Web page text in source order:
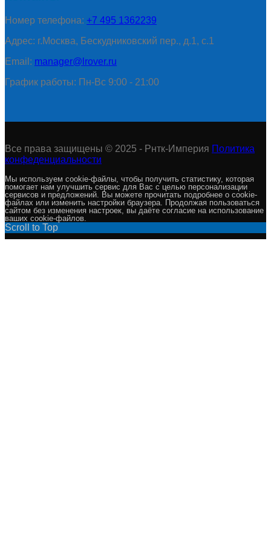
Номер телефона: +7 495 1362239
Адрес: г.Москва, Бескудниковский пер., д.1, с.1
Email: manager@lrover.ru
График работы: Пн-Вс 9:00 - 21:00
Все права защищены © 2025 - Рнтк-Империя Политика
конфеденциальности
Мы используем cookie-файлы, чтобы получить статистику, которая
помогает нам улучшить сервис для Вас с целью персонализации
сервисов и предложений. Вы можете прочитать подробнее о cookie-
файлах или изменить настройки браузера. Продолжая пользоваться
сайтом без изменения настроек, вы даёте согласие на использование
ваших cookie-файлов.
Scroll to Top